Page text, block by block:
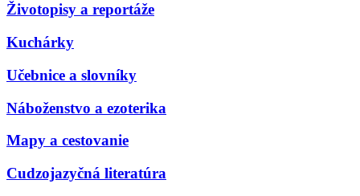
Životopisy a reportáže
Kuchárky
Učebnice a slovníky
Náboženstvo a ezoterika
Mapy a cestovanie
Cudzojazyčná literatúra